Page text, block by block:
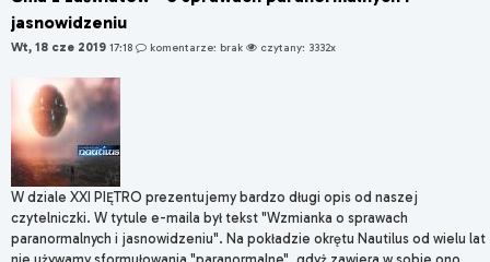
jasnowidzeniu
Wt, 18 cze 2019 17:18 komentarze: brak czytany: 3332x
W dziale XXI PIĘTRO prezentujemy bardzo długi opis od naszej
czytelniczki. W tytule e-maila był tekst "Wzmianka o sprawach
paranormalnych i jasnowidzeniu". Na pokładzie okrętu Nautilus od wielu lat